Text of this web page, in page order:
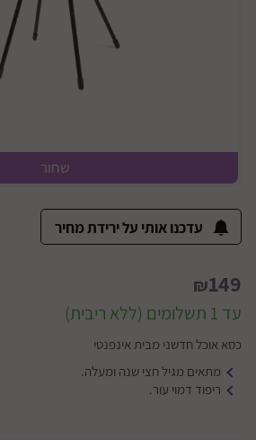
שחור
עדכנו אותי על ירידת מחיר
₪149
עד 1 תשלומים (ללא ריבית)
כסא אוכל חדשני מבית אינפנטי
מתאים מגיל חצי שנה ומעלה.
ריפוד דמוי עור.